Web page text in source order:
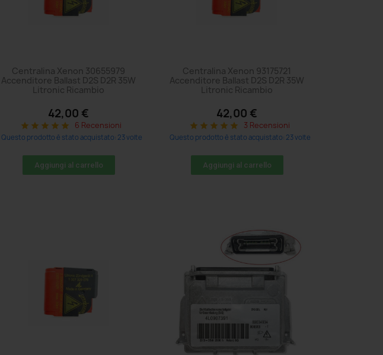
Centralina Xenon 30655979
Accenditore Ballast D2S D2R 35W
Litronic Ricambio
42,00 €
star star star star star 6 Recensioni
Questo prodotto è stato acquistato: 23 volte
Aggiungi al carrello
Centralina Xenon 93175721
Accenditore Ballast D2S D2R 35W
Litronic Ricambio
42,00 €
star star star star star 3 Recensioni
Questo prodotto è stato acquistato: 23 volte
Aggiungi al carrello